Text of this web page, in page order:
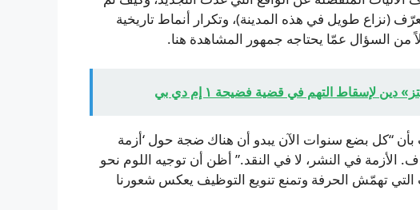
(نزاع طويل في هذه المدينة)، وتكرار أنماط تاريخية
من السؤال عمّا يحتاجه جمهور المشاهدة هنا.
لإسقاط التهم في قضية فضيحة ١ إم دي بي
بأن “كل بضع سنوات الآن يبدو أن هناك ضجة حول ‘أزمة
في النشر، لا في النقد.” أظن أن توجيه اللوم نحو
التي تهمّش الحرفة وتمنع تنويع التوظيف يعكس شعورنا